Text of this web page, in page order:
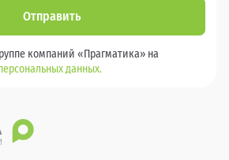
Отправить
компаний «Прагматика» на
данных.